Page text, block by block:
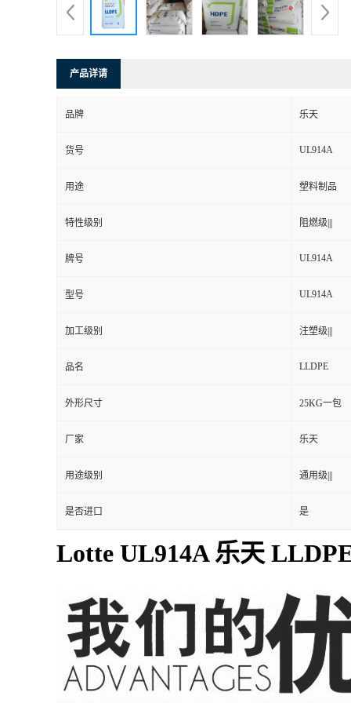
产品详请
品牌 乐天
货号 UL914A
用途 塑料制品
特性级别 阻燃级|||
牌号 UL914A
型号 UL914A
加工级别 注塑级|||
品名 LLDPE
外形尺寸 25KG一包
厂家 乐天
用途级别 通用级|||
是否进口 是
Lotte UL914A 乐天